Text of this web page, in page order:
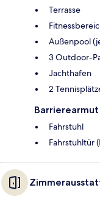
Terrasse
Außenpool
3 Outdoor-
Jachthafen
2
Barrierearmut
Fahrstuhl
Fahrstuhltür